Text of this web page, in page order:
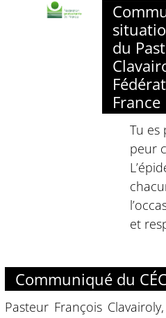
du
France
Tu es
peur
et
Communiqué du
Pasteur François